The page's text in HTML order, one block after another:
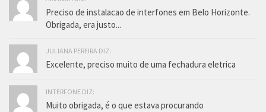
Preciso de instalacao de interfones em Belo Horizonte.
Obrigada, era justo...
JULIANA PEREIRA DIZ:
Excelente, preciso muito de uma fechadura eletrica
INTERFONE DIZ:
Muito obrigada, é o que estava procurando